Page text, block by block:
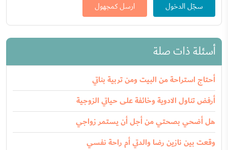
سجّل الدخول ارسل كمجهول
أسئلة ذات صلة
أحتاج استراحة من البيت ومن تربية بناتي
أرفض تناول الادوية وخائفة على حياتي الزوجية
هل أضحي بصحتي من أجل أن يستمر زواجي
وقعت بين نازين رضا والدتي أم راحة نفسي